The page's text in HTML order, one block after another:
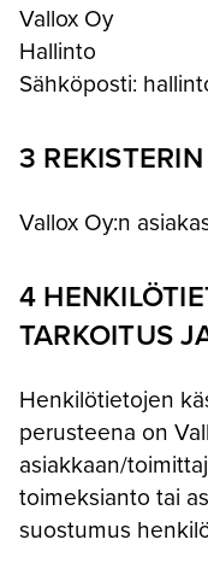
Vallox Oy
Hallinto
Sähköposti:
3
Vallox Oy:n
4
TARKOITUS
Henkilötietojen
perusteena on
asiakkaan/
toimeksianto tai
suostumus